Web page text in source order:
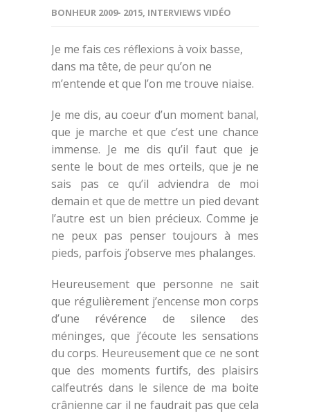
BONHEUR 2009- 2015, INTERVIEWS VIDÉO
Je me fais ces réflexions à voix basse,
dans ma tête, de peur qu’on ne
m’entende et que l’on me trouve niaise.
Je me dis, au coeur d’un moment banal,
que je marche et que c’est une chance
immense. Je me dis qu’il faut que je
sente le bout de mes orteils, que je ne
sais pas ce qu’il adviendra de moi
demain et que de mettre un pied devant
l’autre est un bien précieux. Comme je
ne peux pas penser toujours à mes
pieds, parfois j’observe mes phalanges.
Heureusement que personne ne sait
que régulièrement j’encense mon corps
d’une révérence de silence des
méninges, que j’écoute les sensations
du corps. Heureusement que ce ne sont
que des moments furtifs, des plaisirs
calfeutrés dans le silence de ma boite
crânienne car il ne faudrait pas que cela